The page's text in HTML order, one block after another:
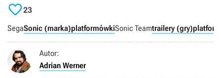
23
SegaSonic (marka)platformówkiSonic Teamtrailery (gry)
Autor:
Adrian Werner